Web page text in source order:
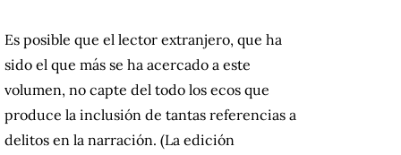
Es posible que el lector extranjero, que ha
sido el que más se ha acercado a este
volumen, no capte del todo los ecos que
produce la inclusión de tantas referencias a
delitos en la narración. (La edición